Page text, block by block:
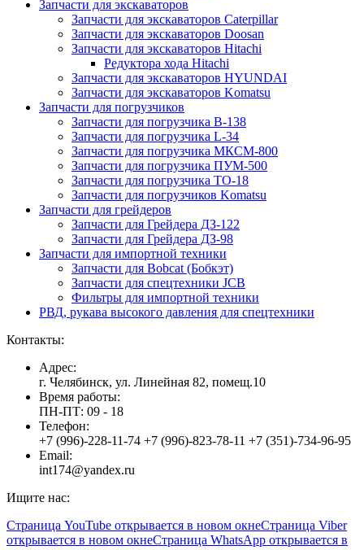
Запчасти для экскаваторов
Запчасти для экскаваторов Caterpillar
Запчасти для экскаваторов Doosan
Запчасти для экскаваторов Hitachi
Редуктора хода Hitachi
Запчасти для экскаваторов HYUNDAI
Запчасти для экскаваторов Komatsu
Запчасти для погрузчиков
Запчасти для погрузчика B-138
Запчасти для погрузчика L-34
Запчасти для погрузчика МКСМ-800
Запчасти для погрузчика ПУМ-500
Запчасти для погрузчика ТО-18
Запчасти для погрузчиков Komatsu
Запчасти для грейдеров
Запчасти для Грейдера ДЗ-122
Запчасти для Грейдера ДЗ-98
Запчасти для импортной техники
Запчасти для Bobcat (Бобкэт)
Запчасти для спецтехники JCB
Фильтры для импортной техники
РВД, рукава высокого давления для спецтехники
Контакты:
Адрес:
г. Челябинск, ул. Линейная 82, помещ.10
Время работы:
ПН-ПТ: 09 - 18
Телефон:
+7 (996)-228-11-74 +7 (996)-823-78-11 +7 (351)-734-96-95
Email:
int174@yandex.ru
Ищите нас:
Страница YouTube открывается в новом окнеСтраница Viber
открывается в новом окнеСтраница WhatsApp открывается в